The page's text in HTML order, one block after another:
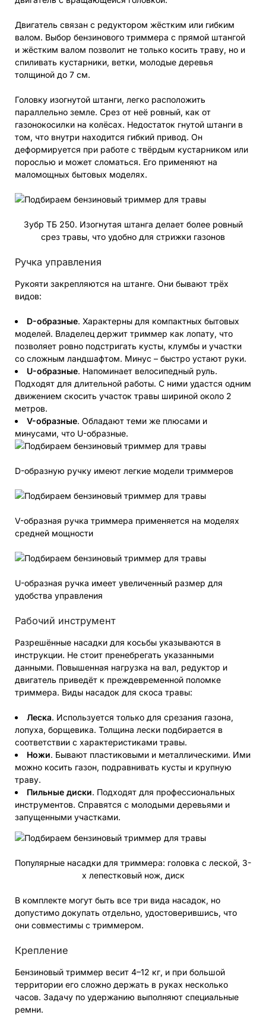
Двигатель связан с редуктором жёстким или гибким
валом. Выбор бензинового триммера с прямой штангой
и жёстким валом позволит не только косить траву, но и
спиливать кустарники, ветки, молодые деревья
толщиной до 7 см.
Головку изогнутой штанги, легко расположить
параллельно земле. Срез от неё ровный, как от
газонокосилки на колёсах. Недостаток гнутой штанги в
том, что внутри находится гибкий привод. Он
деформируется при работе с твёрдым кустарником или
порослью и может сломаться. Его применяют на
маломощных бытовых моделях.
Зубр ТБ 250. Изогнутая штанга делает более ровный
срез травы, что удобно для стрижки газонов
Ручка управления
Рукояти закрепляются на штанге. Они бывают трёх
видов:
D-образные. Характерны для компактных бытовых
моделей. Владелец держит триммер как лопату, что
позволяет ровно подстригать кусты, клумбы и участки
со сложным ландшафтом. Минус – быстро устают руки.
U-образные. Напоминает велосипедный руль.
Подходят для длительной работы. С ними удастся одним
движением скосить участок травы шириной около 2
метров.
V-образные. Обладают теми же плюсами и
минусами, что U-образные.
D-образную ручку имеют легкие модели триммеров
V-образная ручка триммера применяется на моделях
средней мощности
U-образная ручка имеет увеличенный размер для
удобства управления
Рабочий инструмент
Разрешённые насадки для косьбы указываются в
инструкции. Не стоит пренебрегать указанными
данными. Повышенная нагрузка на вал, редуктор и
двигатель приведёт к преждевременной поломке
триммера. Виды насадок для скоса травы:
Леска. Используется только для срезания газона,
лопуха, борщевика. Толщина лески подбирается в
соответствии с характеристиками травы.
Ножи. Бывают пластиковыми и металлическими. Ими
можно косить газон, подравнивать кусты и крупную
траву.
Пильные диски. Подходят для профессиональных
инструментов. Справятся с молодыми деревьями и
запущенными участками.
Популярные насадки для триммера: головка с леской, 3-
х лепестковый нож, диск
В комплекте могут быть все три вида насадок, но
допустимо докупать отдельно, удостоверившись, что
они совместимы с триммером.
Крепление
Бензиновый триммер весит 4–12 кг, и при большой
территории его сложно держать в руках несколько
часов. Задачу по удержанию выполняют специальные
ремни.